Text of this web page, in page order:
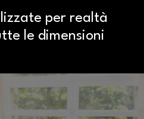
per realtà
le dimensioni